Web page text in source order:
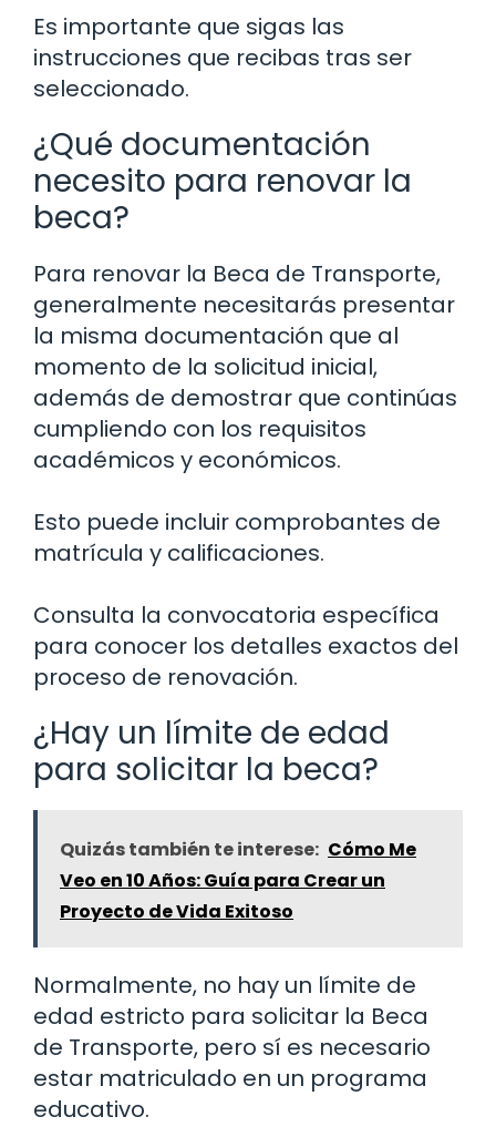
Es importante que sigas las
instrucciones que recibas tras ser
seleccionado.
¿Qué documentación
necesito para renovar la
beca?
Para renovar la Beca de Transporte,
generalmente necesitarás presentar
la misma documentación que al
momento de la solicitud inicial,
además de demostrar que continúas
cumpliendo con los requisitos
académicos y económicos.
Esto puede incluir comprobantes de
matrícula y calificaciones.
Consulta la convocatoria específica
para conocer los detalles exactos del
proceso de renovación.
¿Hay un límite de edad
para solicitar la beca?
Quizás también te interese: Cómo Me
Veo en 10 Años: Guía para Crear un
Proyecto de Vida Exitoso
Normalmente, no hay un límite de
edad estricto para solicitar la Beca
de Transporte, pero sí es necesario
estar matriculado en un programa
educativo.